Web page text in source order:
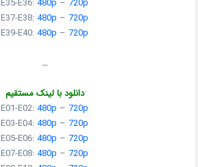
E35-E36:480p – 720p
E37-E38:480p – 720p
E39-E40:480p – 720p
…
دانلود با لینک مستقیم
E01-E02:480p – 720p
E03-E04:480p – 720p
E05-E06:480p – 720p
E07-E08:480p – 720p